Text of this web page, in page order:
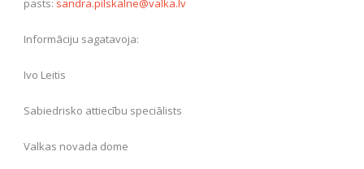
pasts: sandra.pilskalne@valka.lv
Informāciju sagatavoja:
Ivo Leitis
Sabiedrisko attiecību speciālists
Valkas novada dome